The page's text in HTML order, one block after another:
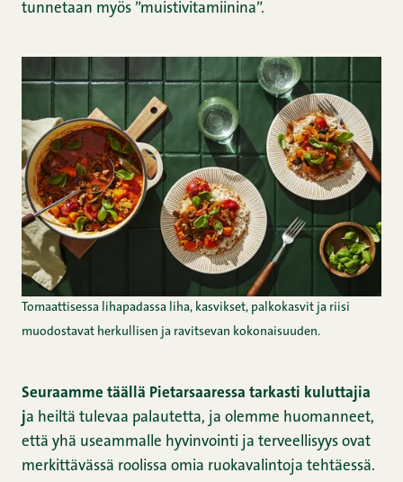
tunnetaan myös ”muistivitamiinina”.
Tomaattisessa lihapadassa liha, kasvikset, palkokasvit ja riisi
muodostavat herkullisen ja ravitsevan kokonaisuuden.
Seuraamme täällä Pietarsaaressa tarkasti kuluttajia
ja heiltä tulevaa palautetta, ja olemme huomanneet,
että yhä useammalle hyvinvointi ja terveellisyys ovat
merkittävässä roolissa omia ruokavalintoja tehtäessä.